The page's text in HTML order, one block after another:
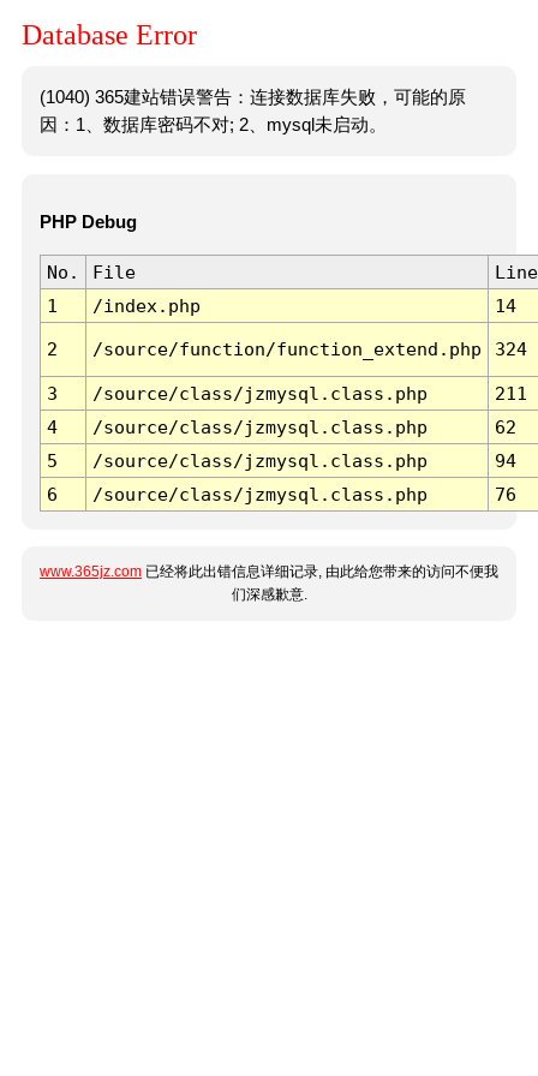
Database Error
(1040) 365建站错误警告：连接数据库失败，可能的原
因：1、数据库密码不对; 2、mysql未启动。
PHP Debug
No. File
Line
1
/index.php 14
2 /source/function/function_extend.php 324
3 /source/class/jzmysql.class.php
211
4
/source/class/jzmysql.class.php
62
5
/source/class/jzmysql.class.php
94
6
/source/class/jzmysql.class.php 76
www.365jz.com 已经将此出错信息详细记录, 由此给您带来的访问不便我
们深感歉意.